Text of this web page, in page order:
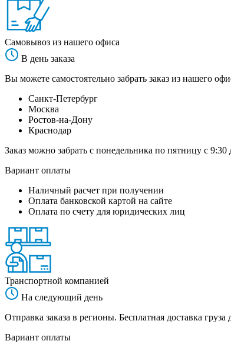
Самовывоз из нашего офиса
В день заказа
Вы можете самостоятельно забрать заказ из нашего
Санкт-Петербург
Москва
Ростов-на-Дону
Краснодар
Заказ можно забрать с понедельника по пятницу с 9:30
Вариант оплаты
Наличный расчет при получении
Оплата банковской картой на сайте
Оплата по счету для юридических лиц
Транспортной компанией
На следующий день
Отправка заказа в регионы. Бесплатная доставка
Вариант оплаты